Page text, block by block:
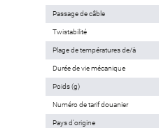
Passage de câble
Twistabilité
Plage de températures de/à
Durée de vie mécanique
Poids (g)
Numéro de tarif douanier
Pays d'origine